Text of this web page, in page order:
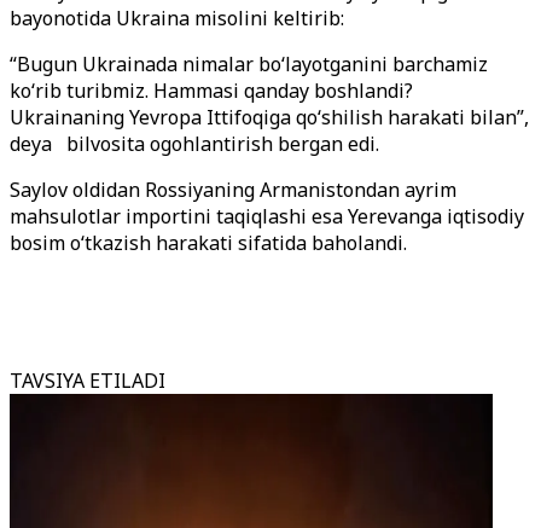
bayonotida Ukraina misolini keltirib:
“Bugun Ukrainada nimalar bo‘layotganini barchamiz
ko‘rib turibmiz. Hammasi qanday boshlandi?
Ukrainaning Yevropa Ittifoqiga qo‘shilish harakati bilan”,
deya bilvosita ogohlantirish bergan edi.
Saylov oldidan Rossiyaning Armanistondan ayrim
mahsulotlar importini taqiqlashi esa Yerevanga iqtisodiy
bosim o‘tkazish harakati sifatida baholandi.
TAVSIYA ETILADI